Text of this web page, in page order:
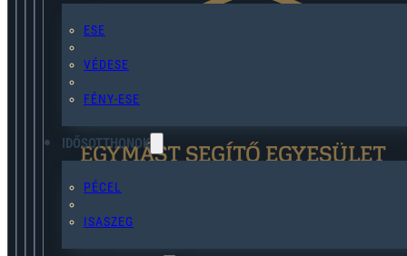
ESE
VÉDESE
FÉNY-ESE
IDŐSOTTHONOK
PÉCEL
ISASZEG
EGYMÁST SEGÍTŐ EGYESÜLET